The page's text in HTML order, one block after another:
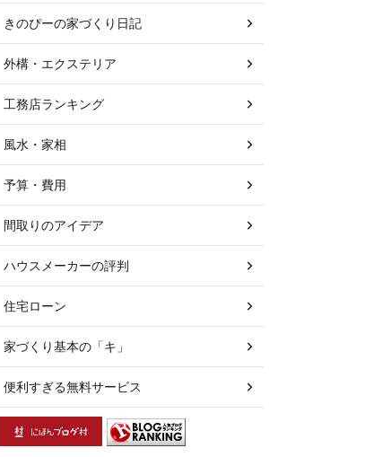
きのぴーの家づくり日記
外構・エクステリア
工務店ランキング
風水・家相
予算・費用
間取りのアイデア
ハウスメーカーの評判
住宅ローン
家づくり基本の「キ」
便利すぎる無料サービス